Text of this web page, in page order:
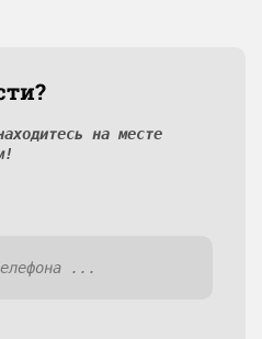
на месте